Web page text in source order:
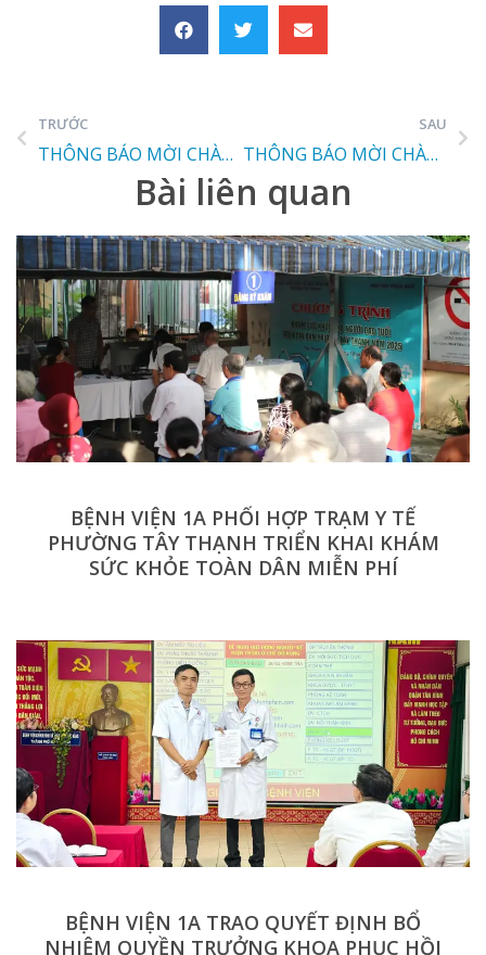
TRƯỚC
THÔNG BÁO MỜI CHÀO GIÁ
SAU
THÔNG BÁO MỜI CHÀO GIÁ 03
Bài liên quan
BỆNH VIỆN 1A PHỐI HỢP TRẠM Y TẾ
PHƯỜNG TÂY THẠNH TRIỂN KHAI KHÁM
SỨC KHỎE TOÀN DÂN MIỄN PHÍ
BỆNH VIỆN 1A TRAO QUYẾT ĐỊNH BỔ
NHIỆM QUYỀN TRƯỞNG KHOA PHỤC HỒI